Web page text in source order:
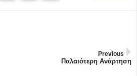
Previous
Παλαιότερη Ανάρτηση